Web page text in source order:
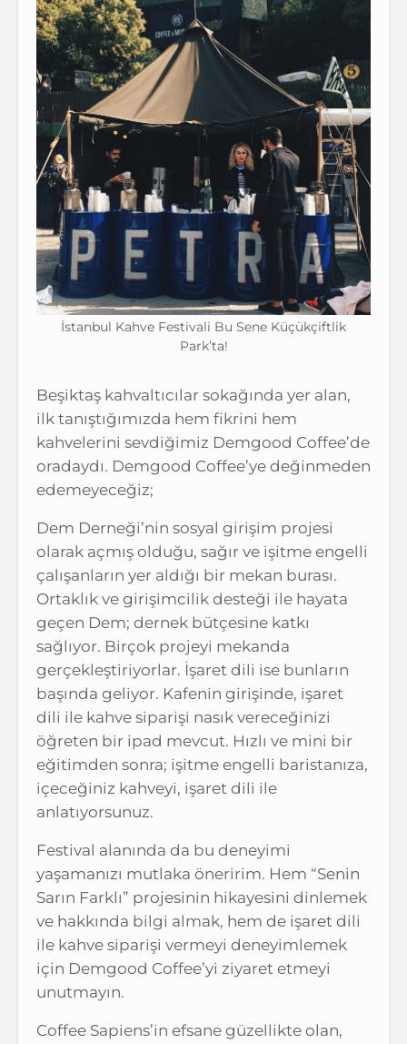
İstanbul Kahve Festivali Bu Sene Küçükçiftlik
Park’ta!
Beşiktaş kahvaltıcılar sokağında yer alan,
ilk tanıştığımızda hem fikrini hem
kahvelerini sevdiğimiz Demgood Coffee’de
oradaydı. Demgood Coffee’ye değinmeden
edemeyeceğiz;
Dem Derneği’nin sosyal girişim projesi
olarak açmış olduğu, sağır ve işitme engelli
çalışanların yer aldığı bir mekan burası.
Ortaklık ve girişimcilik desteği ile hayata
geçen Dem; dernek bütçesine katkı
sağlıyor. Birçok projeyi mekanda
gerçekleştiriyorlar. İşaret dili ise bunların
başında geliyor. Kafenin girişinde, işaret
dili ile kahve siparişi nasık vereceğinizi
öğreten bir ipad mevcut. Hızlı ve mini bir
eğitimden sonra; işitme engelli baristanıza,
içeceğiniz kahveyi, işaret dili ile
anlatıyorsunuz.
Festival alanında da bu deneyimi
yaşamanızı mutlaka öneririm. Hem “Senin
Sarın Farklı” projesinin hikayesini dinlemek
ve hakkında bilgi almak, hem de işaret dili
ile kahve siparişi vermeyi deneyimlemek
için Demgood Coffee’yi ziyaret etmeyi
unutmayın.
Coffee Sapiens’in efsane güzellikte olan,